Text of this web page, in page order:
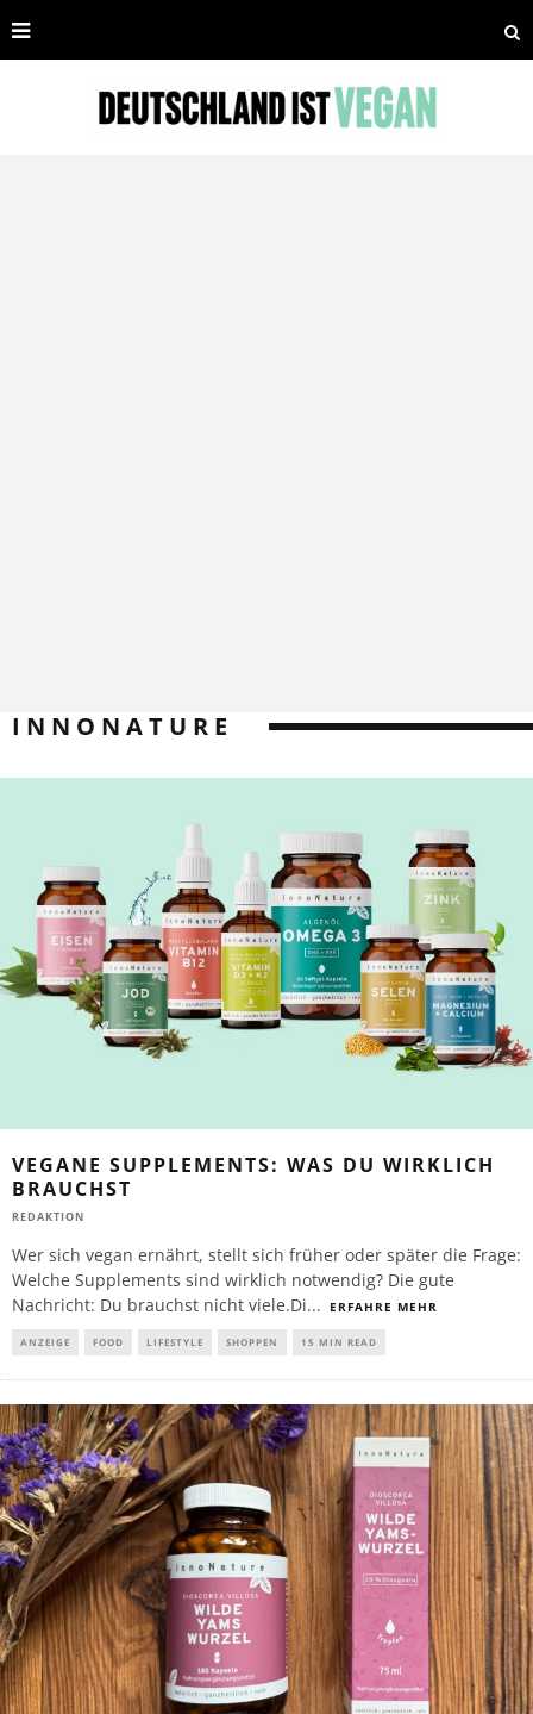
INNONATURE
VEGANE SUPPLEMENTS: WAS DU WIRKLICH
BRAUCHST
REDAKTION
Wer sich vegan ernährt, stellt sich früher oder später die Frage:
Welche Supplements sind wirklich notwendig? Die gute
Nachricht: Du brauchst nicht viele.Di... ERFAHRE MEHR
ANZEIGE FOOD LIFESTYLE SHOPPEN 15 MIN READ